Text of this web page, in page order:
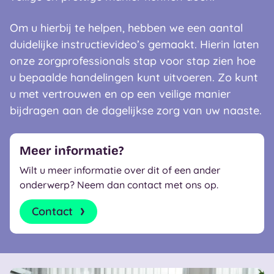
Meer informatie?
Wilt u meer informatie over dit of een ander
onderwerp? Neem dan contact met ons op.
Contact
Om u hierbij te helpen, hebben we een aantal
duidelijke instructievideo’s gemaakt. Hierin laten
onze zorgprofessionals stap voor stap zien hoe
u bepaalde handelingen kunt uitvoeren. Zo kunt
u met vertrouwen en op een veilige manier
bijdragen aan de dagelijkse zorg van uw naaste.